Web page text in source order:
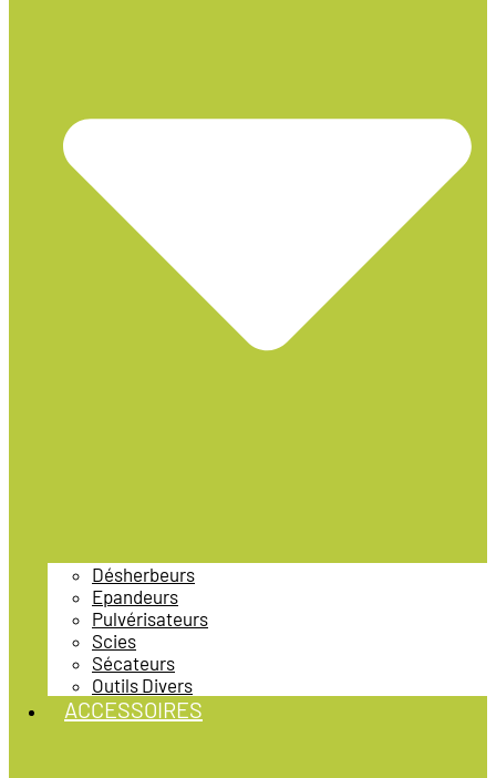
Désherbeurs
Epandeurs
Pulvérisateurs
Scies
Sécateurs
Outils Divers
ACCESSOIRES